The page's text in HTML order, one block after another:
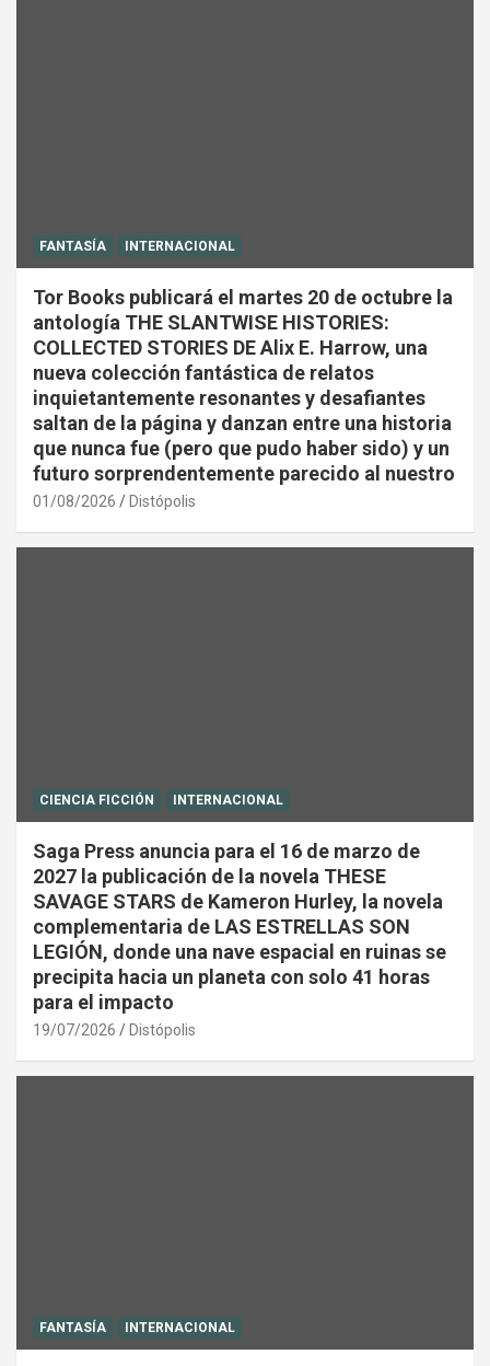
FANTASÍA INTERNACIONAL
Tor Books publicará el martes 20 de octubre la
antología THE SLANTWISE HISTORIES:
COLLECTED STORIES DE Alix E. Harrow, una
nueva colección fantástica de relatos
inquietantemente resonantes y desafiantes
saltan de la página y danzan entre una historia
que nunca fue (pero que pudo haber sido) y un
futuro sorprendentemente parecido al nuestro
01/08/2026 Distópolis
CIENCIA FICCIÓN INTERNACIONAL
Saga Press anuncia para el 16 de marzo de
2027 la publicación de la novela THESE
SAVAGE STARS de Kameron Hurley, la novela
complementaria de LAS ESTRELLAS SON
LEGIÓN, donde una nave espacial en ruinas se
precipita hacia un planeta con solo 41 horas
para el impacto
19/07/2026 Distópolis
FANTASÍA INTERNACIONAL